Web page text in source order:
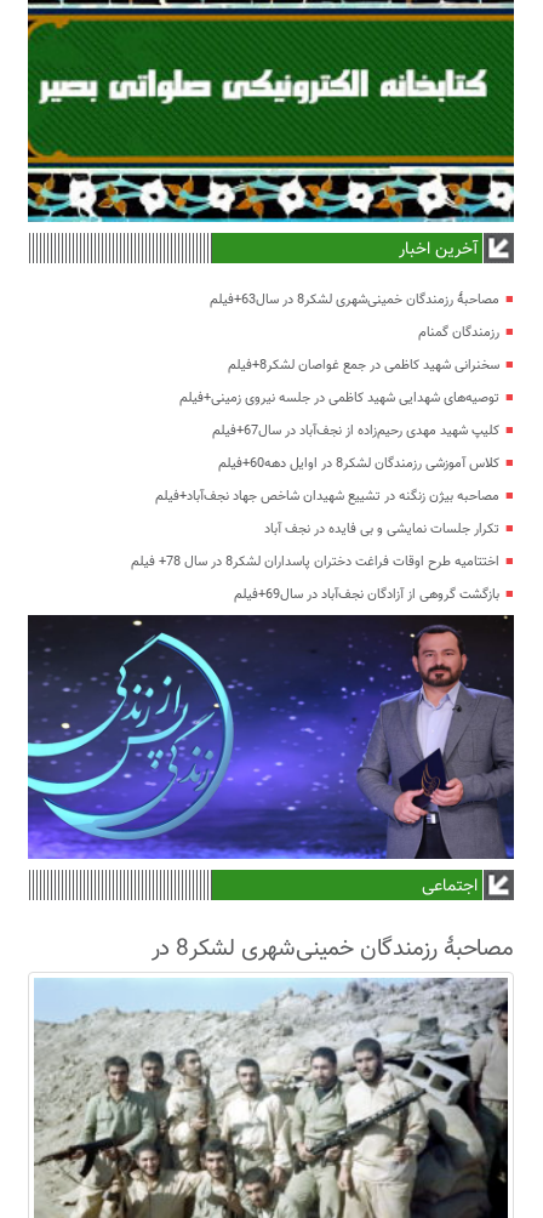
آخرین اخبار
مصاحبۀ رزمندگان خمینی‌شهری لشکر8 در سال63+فیلم
رزمندگان گمنام
سخنرانی شهید کاظمی در جمع غواصان لشکر8+فیلم
توصیه‌های شهدایی شهید کاظمی در جلسه نیروی زمینی+فیلم
کلیپ شهید مهدی رحیم‌زاده از نجف‌آباد در سال67+فیلم
کلاس آموزشی رزمندگان لشکر8 در اوایل دهه60+فیلم
مصاحبه بیژن زنگنه در تشییع شهیدان شاخص جهاد نجف‌آباد+فیلم
تکرار جلسات نمایشی و بی فایده در نجف آباد
اختتامیه طرح اوقات فراغت دختران پاسداران لشکر8 در سال 78+ فیلم
بازگشت گروهی از آزادگان نجف‌آباد در سال69+فیلم
اجتماعی
مصاحبۀ رزمندگان خمینی‌شهری لشکر8 در
سال63+فیلم